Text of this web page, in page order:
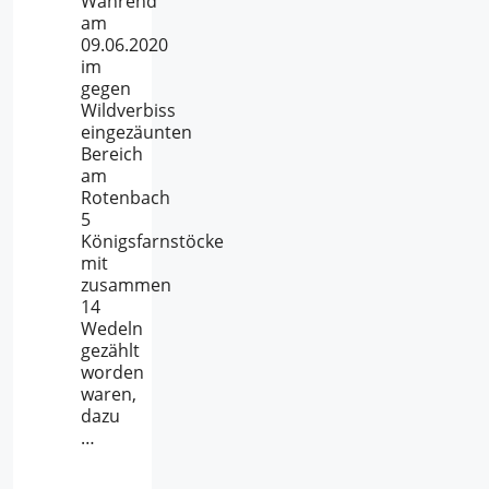
am
09.06.2020
im
gegen
Wildverbiss
eingezäunten
Bereich
am
Rotenbach
5
Königsfarnstöcke
mit
zusammen
14
Wedeln
gezählt
worden
waren,
dazu
…